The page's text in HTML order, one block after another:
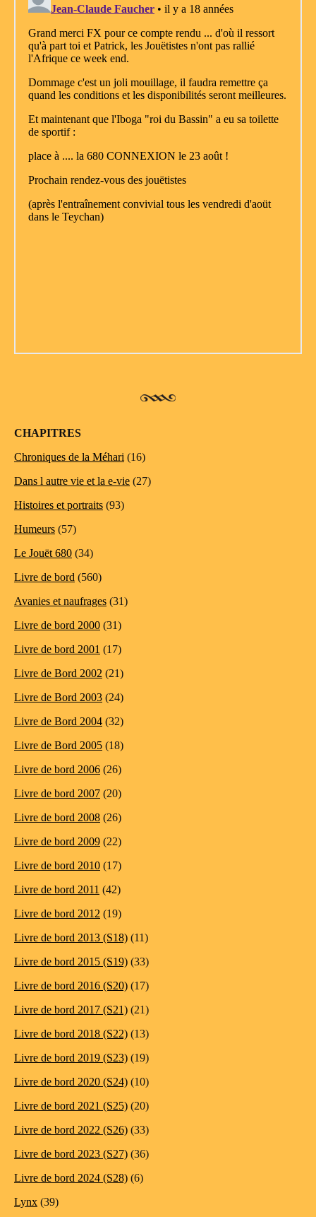
CHAPITRES
Chroniques de la Méhari (16)
Dans l autre vie et la e-vie (27)
Histoires et portraits (93)
Humeurs (57)
Le Jouët 680 (34)
Livre de bord (560)
Avanies et naufrages (31)
Livre de bord 2000 (31)
Livre de bord 2001 (17)
Livre de Bord 2002 (21)
Livre de Bord 2003 (24)
Livre de Bord 2004 (32)
Livre de Bord 2005 (18)
Livre de bord 2006 (26)
Livre de bord 2007 (20)
Livre de bord 2008 (26)
Livre de bord 2009 (22)
Livre de bord 2010 (17)
Livre de bord 2011 (42)
Livre de bord 2012 (19)
Livre de bord 2013 (S18) (11)
Livre de bord 2015 (S19) (33)
Livre de bord 2016 (S20) (17)
Livre de bord 2017 (S21) (21)
Livre de bord 2018 (S22) (13)
Livre de bord 2019 (S23) (19)
Livre de bord 2020 (S24) (10)
Livre de bord 2021 (S25) (20)
Livre de bord 2022 (S26) (33)
Livre de bord 2023 (S27) (36)
Livre de bord 2024 (S28) (6)
Lynx (39)